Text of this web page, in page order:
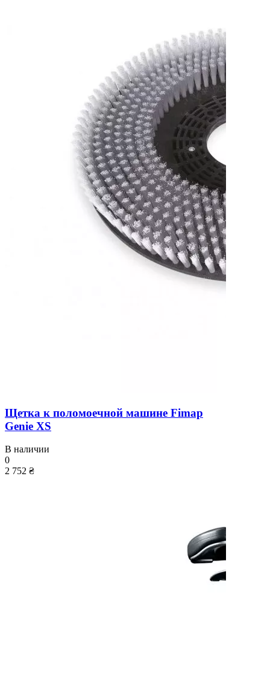
Щетка к поломоечной машине Fimap
Genie XS
В наличии
0
2 752 ₴